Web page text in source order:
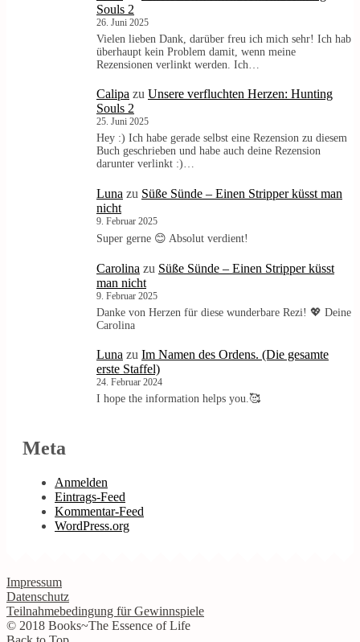
Souls 2
26. Juni 2025
Vielen lieben Dank, darüber freu ich mich sehr! Ich hab
überhaupt kein Problem damit, wenn meine
Rezensionen verlinkt werden. Ich…
Calipa zu Unsere verfluchten Herzen: Hunting
Souls 2
25. Juni 2025
Hey :) Ich habe gerade selbst eine Rezension zu diesem
Buch geschrieben und habe auch deine Rezension
darunter verlinkt :)…
Luna zu Süße Sünde – Einen Stripper küsst man
nicht
9. Februar 2025
Super gerne 😊 Absolut verdient!
Carolina zu Süße Sünde – Einen Stripper küsst
man nicht
9. Februar 2025
Danke von Herzen für diese wunderbare Rezi! 💖 Deine
Carolina
Luna zu Im Namen des Ordens. (Die gesamte
erste Staffel)
24. Februar 2024
I hope the information helps you.🥰
Meta
Anmelden
Eintrags-Feed
Kommentar-Feed
WordPress.org
Impressum
Datenschutz
Teilnahmebedingung für Gewinnspiele
© 2018 Books~The Essence of Life